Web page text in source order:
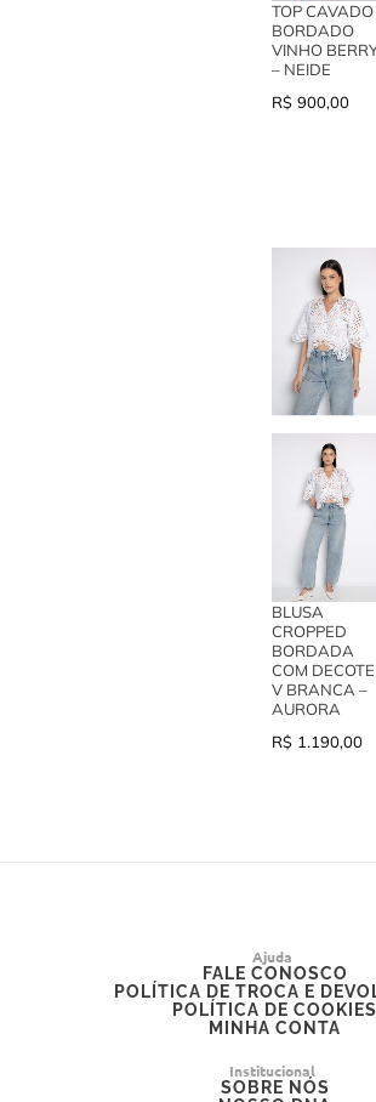
TOP CAVADO
BORDADO
VINHO
– NEIDE
R$ 900,00
BLUSA
CROPPED
BORDADA
COM DECOTE
V BRANCA –
AURORA
R$ 1.190,00
Ajuda
FALE CONOSCO
POLÍTICA DE TROCA E
POLÍTICA DE COOKIES
MINHA CONTA
Institucional
SOBRE NÓS